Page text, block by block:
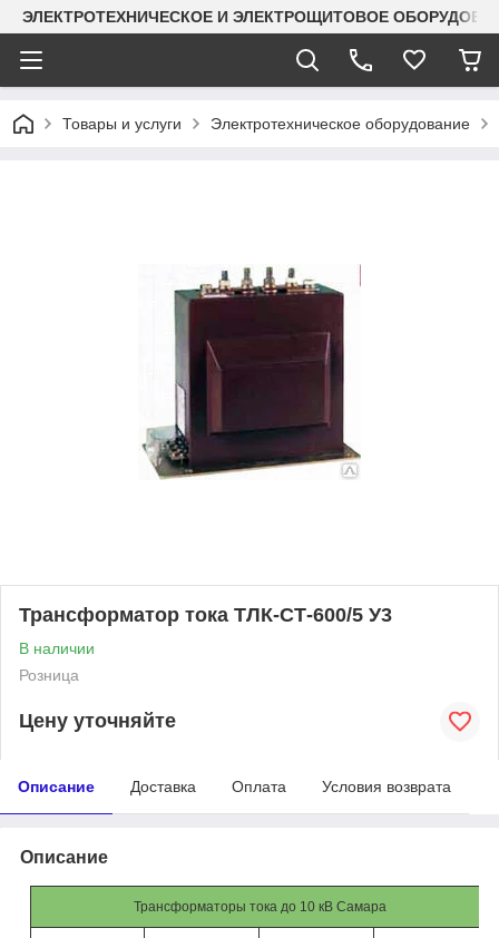
ЭЛЕКТРОТЕХНИЧЕСКОЕ И ЭЛЕКТРОЩИТОВОЕ
Товары и услуги Электротехническое оборудование
Трансформатор тока ТЛК-СТ-600/5 У3
В наличии
Розница
Цену уточняйте
Описание Доставка Оплата Условия возврата
Описание
Трансформаторы тока до 10 кВ Самара